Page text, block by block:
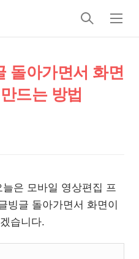
검
메
돌아가면서 화면
드는 방법
은 모바일 영상편집 프
빙글 돌아가면서 화면이
습니다.